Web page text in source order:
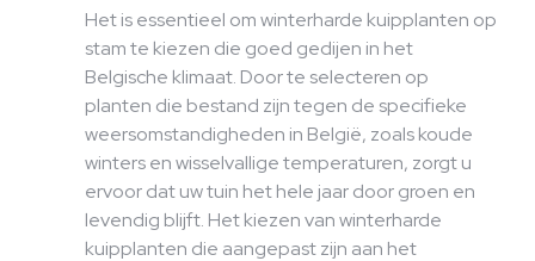
Het is essentieel om winterharde kuipplanten op
stam te kiezen die goed gedijen in het
Belgische klimaat. Door te selecteren op
planten die bestand zijn tegen de specifieke
weersomstandigheden in België, zoals koude
winters en wisselvallige temperaturen, zorgt u
ervoor dat uw tuin het hele jaar door groen en
levendig blijft. Het kiezen van winterharde
kuipplanten die aangepast zijn aan het